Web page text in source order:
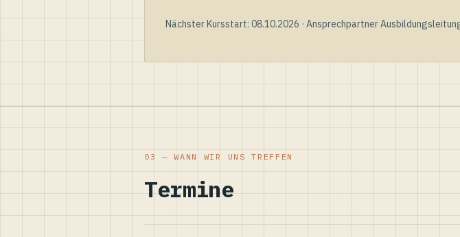
Nächster Kursstart: 08.10.2026 · Ansprechpartner
03 — WANN WIR UNS TREFFEN
Termine